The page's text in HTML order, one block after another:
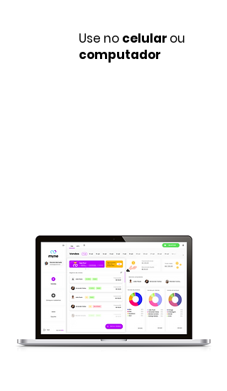
Use no celular ou
computador